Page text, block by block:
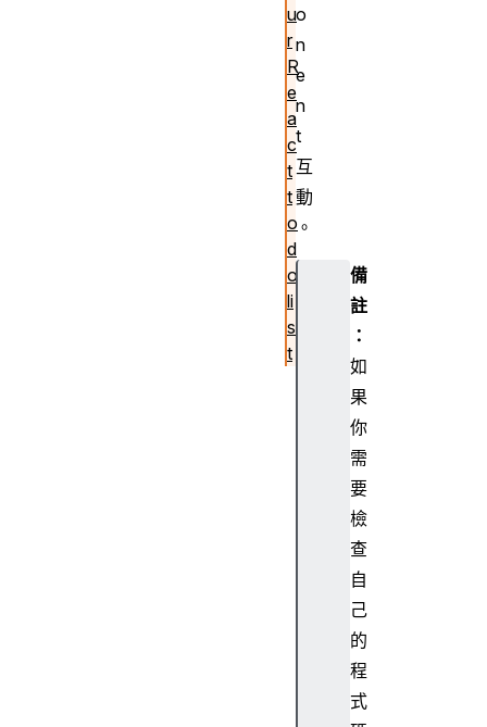
o
n
e
n
t
互
動
。
備
註
：
如
果
你
需
要
檢
查
自
己
的
程
式
u
r
R
e
a
c
t
t
o
d
o
li
s
t